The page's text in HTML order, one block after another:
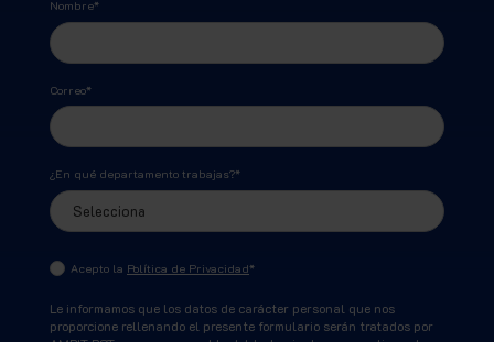
Nombre*
Correo*
¿En qué departamento trabajas?*
Acepto la Política de Privacidad*
Le informamos que los datos de carácter personal que nos
proporcione rellenando el presente formulario serán tratados por